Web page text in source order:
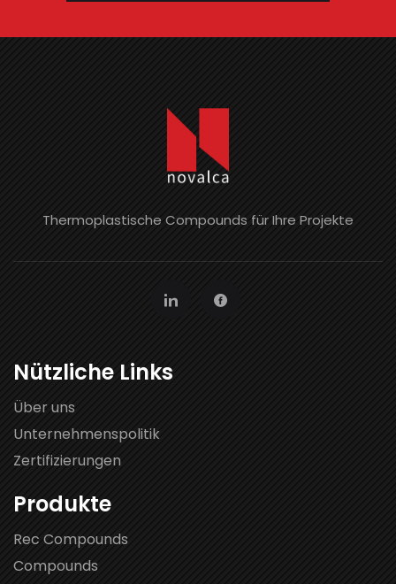
Thermoplastische Compounds für Ihre Projekte
Nützliche Links
Über uns
Unternehmenspolitik
Zertifizierungen
Produkte
Rec Compounds
Compounds